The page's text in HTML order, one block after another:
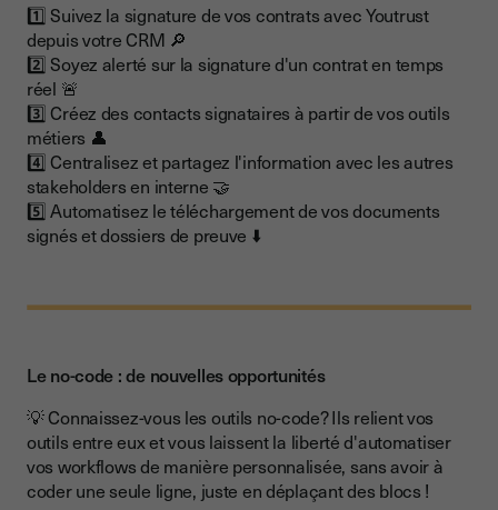
1️⃣ Suivez la signature de vos contrats avec Youtrust
depuis votre CRM 🔎
2️⃣ Soyez alerté sur la signature d'un contrat en temps
réel 🚨
3️⃣ Créez des contacts signataires à partir de vos outils
métiers 👤
4️⃣ Centralisez et partagez l'information avec les autres
stakeholders en interne 🤝
5️⃣ Automatisez le téléchargement de vos documents
signés et dossiers de preuve ⬇️
Le no-code : de nouvelles opportunités
💡 Connaissez-vous les outils no-code? Ils relient vos
outils entre eux et vous laissent la liberté d'automatiser
vos workflows de manière personnalisée, sans avoir à
coder une seule ligne, juste en déplaçant des blocs !